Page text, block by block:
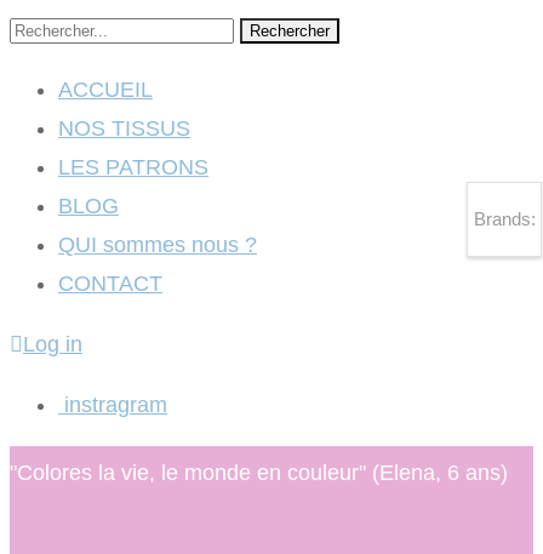
Rechercher
ACCUEIL
NOS TISSUS
LES PATRONS
BLOG
QUI sommes nous ?
CONTACT
Log in
instragram
"Colores la vie, le monde en couleur" (Elena, 6 ans)
Brands: